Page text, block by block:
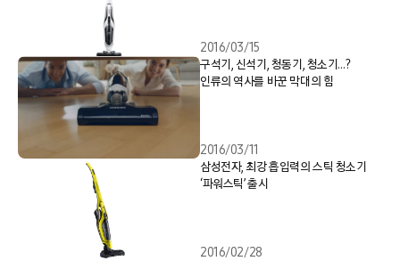
2016/03/15
구석기, 신석기, 청동기, 청소기…?
인류의 역사를 바꾼 막대의 힘
2016/03/11
삼성전자, 최강 흡입력의 스틱 청소기
‘파워스틱’ 출시
2016/02/28